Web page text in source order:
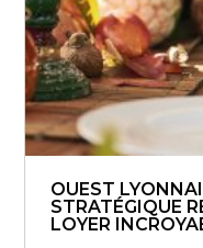
OUEST
STRATÉGIQUE
LOYER